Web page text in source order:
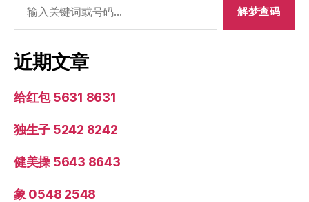
索：
近期文章
给红包 5631 8631
独生子 5242 8242
健美操 5643 8643
象 0548 2548